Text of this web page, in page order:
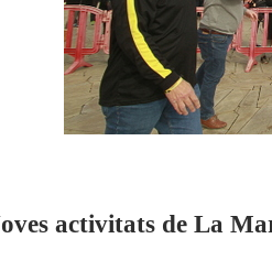
activitats de La